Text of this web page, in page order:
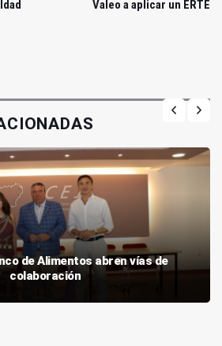
Valeo a aplicar un ERTE
de Alimentos abren vías de
colaboración